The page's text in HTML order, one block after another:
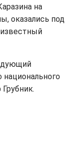
на
оказались под
национального